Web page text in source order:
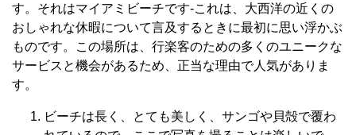
す。それはマイアミビーチです-これは、大西洋の近くの
おしゃれな休暇について言及するときに最初に思い浮かぶ
ものです。この場所は、行楽客のための多くのユニークな
サービスと機会があるため、正当な理由で人気がありま
す。
ビーチは長く、とても美しく、サンゴや貝殻で覆わ